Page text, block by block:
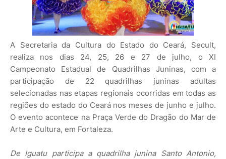
A Secretaria da Cultura do Estado do Ceará, Secult,
realiza nos dias 24, 25, 26 e 27 de julho, o XI
Campeonato Estadual de Quadrilhas Juninas, com a
participação de 22 quadrilhas juninas adultas
selecionadas nas etapas regionais ocorridas em todas as
regiões do estado do Ceará nos meses de junho e julho.
O evento acontece na Praça Verde do Dragão do Mar de
Arte e Cultura, em Fortaleza.
De Iguatu participa a quadrilha junina Santo Antonio,